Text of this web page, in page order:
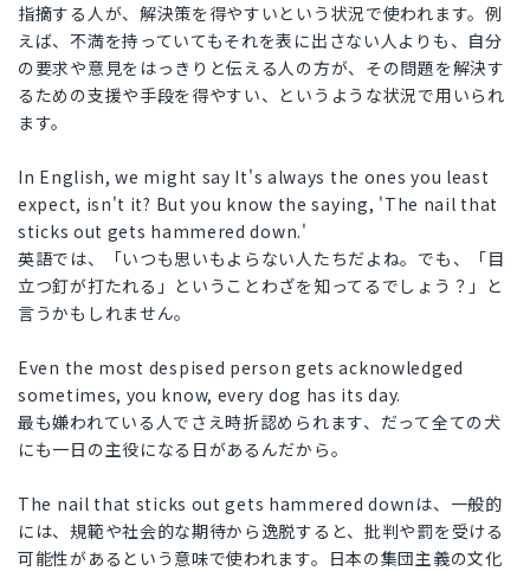
指摘する人が、解決策を得やすいという状況で使われます。例
えば、不満を持っていてもそれを表に出さない人よりも、自分
の要求や意見をはっきりと伝える人の方が、その問題を解決す
るための支援や手段を得やすい、というような状況で用いられ
ます。
In English, we might say It's always the ones you least
expect, isn't it? But you know the saying, 'The nail that
sticks out gets hammered down.'
英語では、「いつも思いもよらない人たちだよね。でも、「目
立つ釘が打たれる」ということわざを知ってるでしょう？」と
言うかもしれません。
Even the most despised person gets acknowledged
sometimes, you know, every dog has its day.
最も嫌われている人でさえ時折認められます、だって全ての犬
にも一日の主役になる日があるんだから。
The nail that sticks out gets hammered downは、一般的
には、規範や社会的な期待から逸脱すると、批判や罰を受ける
可能性があるという意味で使われます。日本の集団主義の文化